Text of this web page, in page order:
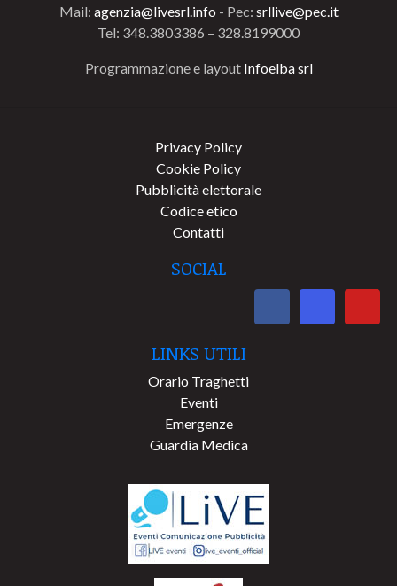
Mail: agenzia@livesrl.info - Pec: srllive@pec.it
Tel: 348.3803386 – 328.8199000
Programmazione e layout Infoelba srl
Privacy Policy
Cookie Policy
Pubblicità elettorale
Codice etico
Contatti
SOCIAL
LINKS UTILI
Orario Traghetti
Eventi
Emergenze
Guardia Medica